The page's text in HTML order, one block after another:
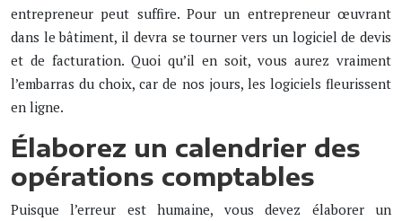
entrepreneur peut suffire. Pour un entrepreneur œuvrant
dans le bâtiment, il devra se tourner vers un logiciel de devis
et de facturation. Quoi qu’il en soit, vous aurez vraiment
l’embarras du choix, car de nos jours, les logiciels fleurissent
en ligne.
Élaborez un calendrier des
opérations comptables
Puisque l’erreur est humaine, vous devez élaborer un